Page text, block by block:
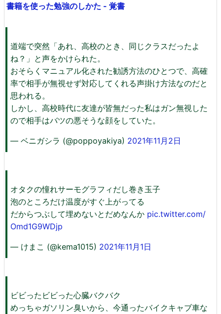
書籍を使った勉強のしかた - 覚書
道端で突然「あれ、高校のとき、同じクラスだったよ
ね？」と声をかけられた。
おそらくマニュアル化された勧誘方法のひとつで、高確
率で相手が無視せず対応してくれる声掛け方法なのだと
思われる。
しかし、高校時代に友達が皆無だった私はガン無視した
ので相手はバツの悪そうな顔をしていた。
— ベニガシラ (@poppoyakiya) 2021年11月2日
オタクの憧れサーモグラフィだし巻き玉子
泡のところだけ温度がすぐ上がってる
だからつぶして埋めないとだめなんか pic.twitter.com/
Omd1G9WDjp
— けまこ (@kema1015) 2021年11月1日
ビビったビビった心臓バクバク
めっちゃガソリン臭いから、今通ったバイクキャブ車な